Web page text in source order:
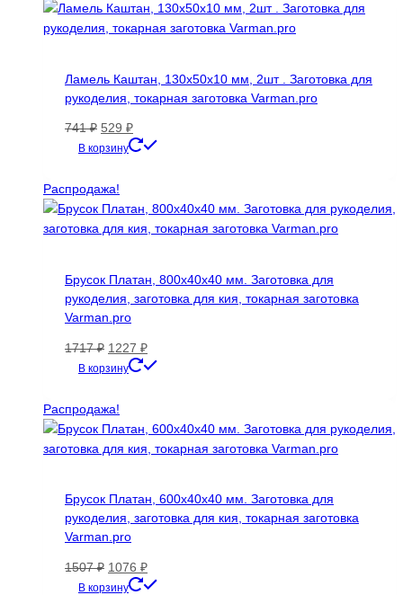
Ламель Каштан, 130х50х10 мм, 2шт . Заготовка для
рукоделия, токарная заготовка Varman.pro
741₽ Первоначальная
цена
741 ₽.
529 ₽Текущая
цена:
В корзину
Распродажа!
Брусок Платан, 800х40х40 мм. Заготовка для
рукоделия, заготовка для кия, токарная заготовка
Varman.pro
1717₽ Первоначальная
цена
1717 ₽.
1227 ₽Текущая
цена:
В корзину
Распродажа!
Брусок Платан, 600х40х40 мм. Заготовка для
рукоделия, заготовка для кия, токарная заготовка
Varman.pro
1507₽ Первоначальная
цена
1076 ₽Текущая
цена:
В корзину